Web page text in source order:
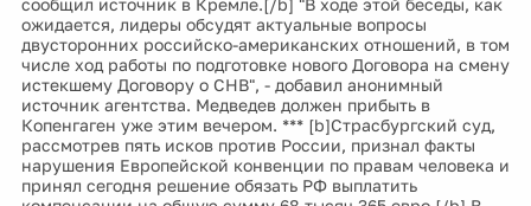
сообщил источник в Кремле.[/b] "В ходе этой беседы, как
ожидается, лидеры обсудят актуальные вопросы
двусторонних российско-американских отношений, в том
числе ход работы по подготовке нового Договора на смену
истекшему Договору о СНВ", - добавил анонимный
источник агентства. Медведев должен прибыть в
Копенгаген уже этим вечером. *** [b]Страсбургский суд,
рассмотрев пять исков против России, признал факты
нарушения Европейской конвенции по правам человека и
принял сегодня решение обязать РФ выплатить